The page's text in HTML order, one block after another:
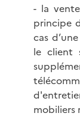
- la
principe
cas
le client
mobiliers